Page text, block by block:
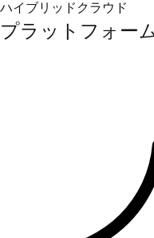
ハイブリッドクラウド
プラットフォー